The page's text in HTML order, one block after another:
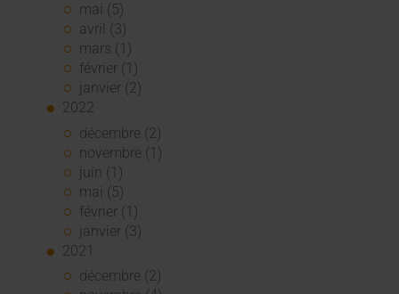
mai (5)
avril (3)
mars (1)
février (1)
janvier (2)
2022
décembre (2)
novembre (1)
juin (1)
mai (5)
février (1)
janvier (3)
2021
décembre (2)